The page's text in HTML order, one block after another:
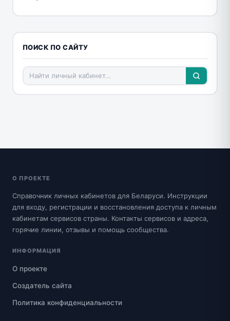
ПОИСК ПО САЙТУ
О ПРОЕКТЕ
Справочник личных кабинетов для Беларуси. Инструкции
для входу, регистрации и восстановления доступа к личным
кабинетам сервисов страны. Контакты сервисов и адреса,
горячие линии, отзывы и помощь сообщества.
ИНФОРМАЦИЯ
О проекте
Создатель сайта
Политика конфиденциальности